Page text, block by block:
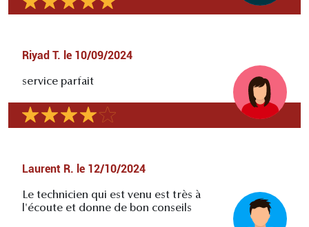
Riyad T. le 10/09/2024
service parfait
Laurent R. le 12/10/2024
Le technicien qui est venu est très à
l'écoute et donne de bon conseils